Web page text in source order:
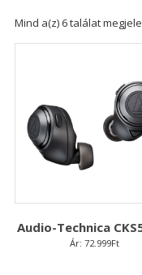
Mind a(z) 6 találat
Audio-Technica
Ár: 72.999Ft